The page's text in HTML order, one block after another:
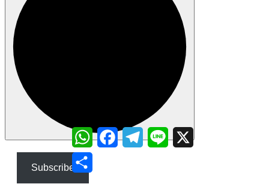
WhatsAppFacebookTelegramLine
Subscribe